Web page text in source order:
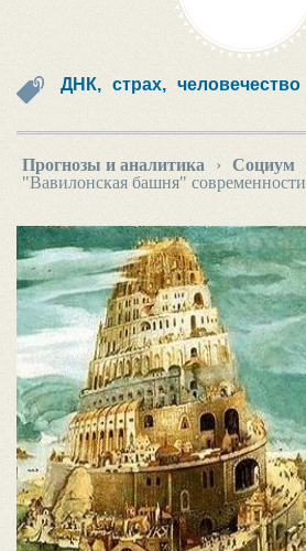
ДНК, страх, человечество
Прогнозы и аналитика › Социум
"Вавилонская башня" современности